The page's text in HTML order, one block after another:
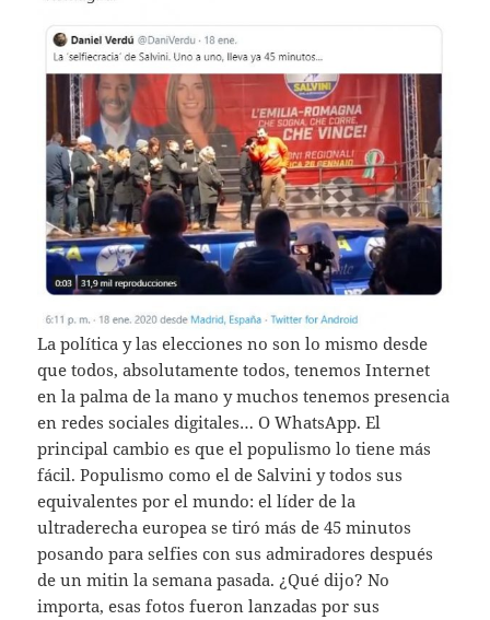
La política y las elecciones no son lo mismo desde
que todos, absolutamente todos, tenemos Internet
en la palma de la mano y muchos tenemos presencia
en redes sociales digitales… O WhatsApp. El
principal cambio es que el populismo lo tiene más
fácil. Populismo como el de Salvini y todos sus
equivalentes por el mundo: el líder de la
ultraderecha europea se tiró más de 45 minutos
posando para selfies con sus admiradores después
de un mitin la semana pasada. ¿Qué dijo? No
importa, esas fotos fueron lanzadas por sus